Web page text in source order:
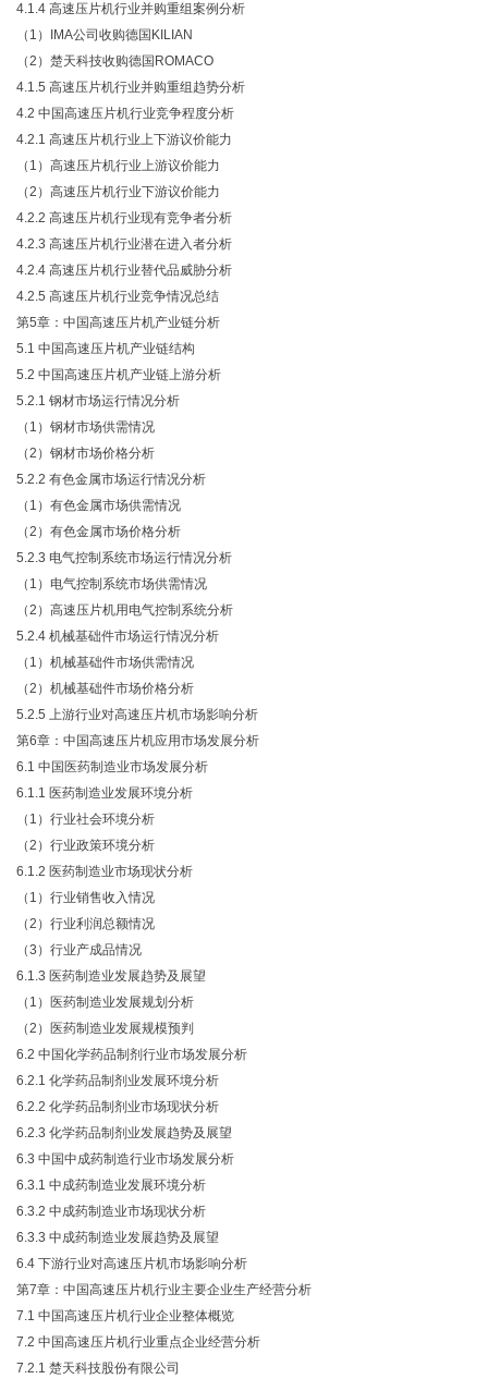
4.1.4 高速压片机行业并购重组案例分析
（ 1）IMA公司收购德国KILIAN
（2）楚天科技收购德国ROMACO
4.1.5 高速压片机行业并购重组趋势分析
4.2 中国高速压片机行业竞争程度分析
4.2.1 高速压片机行业上下游议价能力
（ 1）高速压片机行业上游议价能力
（2）高速压片机行业下游议价能力
4.2.2 高速压片机行业现有竞争者分析
4.2.3 高速压片机行业潜在进入者分析
4.2.4 高速压片机行业替代品威胁分析
4.2.5 高速压片机行业竞争情况总结
第5章：中国高速压片机产业链分析
5.1 中国高速压片机产业链结构
5.2 中国高速压片机产业链上游分析
5.2.1 钢材市场运行情况分析
（ 1）钢材市场供需情况
（2）钢材市场价格分析
5.2.2 有色金属市场运行情况分析
（ 1）有色金属市场供需情况
（2）有色金属市场价格分析
5.2.3 电气控制系统市场运行情况分析
（ 1）电气控制系统市场供需情况
（2）高速压片机用电气控制系统分析
5.2.4 机械基础件市场运行情况分析
（ 1）机械基础件市场供需情况
（2）机械基础件市场价格分析
5.2.5 上游行业对高速压片机市场影响分析
第6章：中国高速压片机应用市场发展分析
6.1 中国医药制造业市场发展分析
6.1.1 医药制造业发展环境分析
（ 1）行业社会环境分析
（2）行业政策环境分析
6.1.2 医药制造业市场现状分析
（ 1）行业销售收入情况
（2）行业利润总额情况
（3）行业产成品情况
6.1.3 医药制造业发展趋势及展望
（ 1）医药制造业发展规划分析
（2）医药制造业发展规模预判
6.2 中国化学药品制剂行业市场发展分析
6.2.1 化学药品制剂业发展环境分析
6.2.2 化学药品制剂业市场现状分析
6.2.3 化学药品制剂业发展趋势及展望
6.3 中国中成药制造行业市场发展分析
6.3.1 中成药制造业发展环境分析
6.3.2 中成药制造业市场现状分析
6.3.3 中成药制造业发展趋势及展望
6.4 下游行业对高速压片机市场影响分析
第7章：中国高速压片机行业主要企业生产经营分析
7.1 中国高速压片机行业企业整体概览
7.2 中国高速压片机行业重点企业经营分析
7.2.1 楚天科技股份有限公司